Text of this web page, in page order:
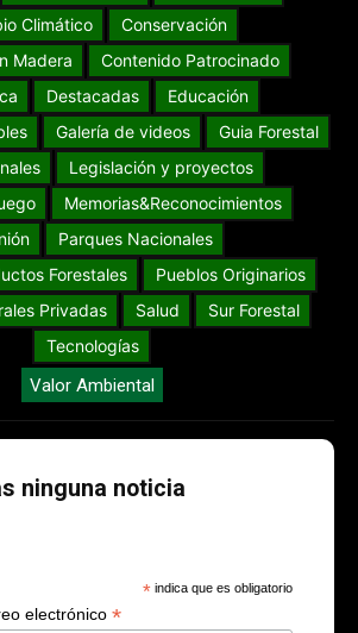
Climático
Conservación
Madera
Contenido Patrocinado
Destacadas
Educación
Galería de videos
Guia Forestal
Legislación y proyectos
Memorias&Reconocimientos
Parques Nacionales
Forestales
Pueblos Originarios
Privadas
Salud
Sur Forestal
Tecnologías
Valor Ambiental
ninguna noticia
* indica que es obligatorio
electrónico *